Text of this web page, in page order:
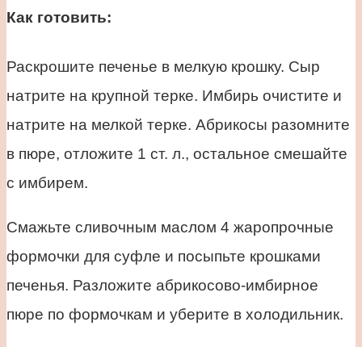
Как готовить:
Раскрошите печенье в мелкую крошку. Сыр
натрите на крупной терке. Имбирь очистите и
натрите на мелкой терке. Абрикосы разомните
в пюре, отложите 1 ст. л., остальное смешайте
с имбирем.
Смажьте сливочным маслом 4 жаропрочные
формочки для суфле и посыпьте крошками
печенья. Разложите абрикосово-имбирное
пюре по формочкам и уберите в холодильник.